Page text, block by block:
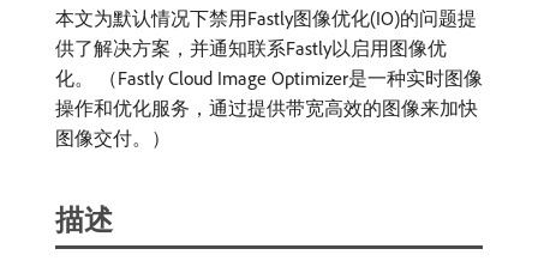
本文为默认情况下禁用Fastly图像优化(IO)的问题提
供了解决方案，并通知联系Fastly以启用图像优
化。 （Fastly Cloud Image Optimizer是一种实时图像
操作和优化服务，通过提供带宽高效的图像来加快
图像交付。）
描述